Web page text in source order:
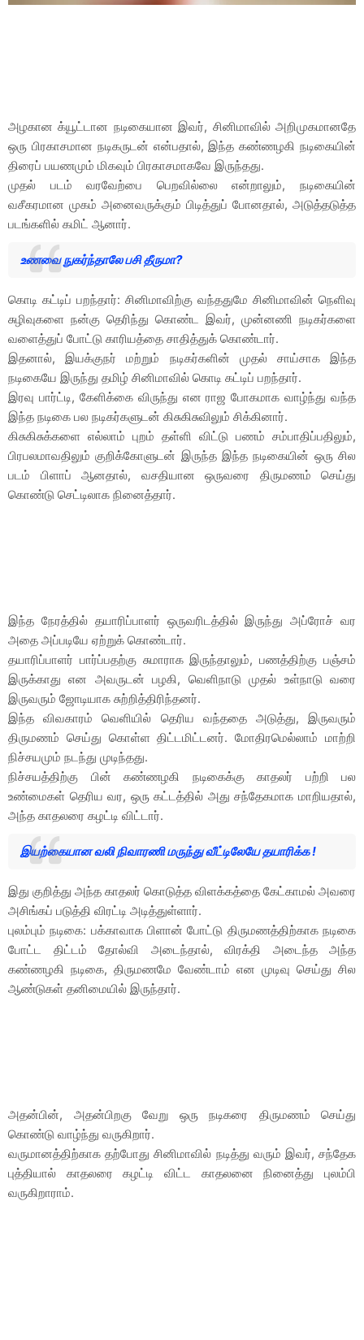
அழகான க்யூட்டான நடிகையான இவர், சினிமாவில் அறிமுகமானதே
ஒரு பிரகாசமான நடிகருடன் என்பதால், இந்த கண்ணழகி நடிகையின்
திரைப் பயணமும் மிகவும் பிரகாசமாகவே இருந்தது.
முதல் படம் வரவேற்பை பெறவில்லை என்றாலும், நடிகையின்
வசீகரமான முகம் அனைவருக்கும் பிடித்துப் போனதால், அடுத்தடுத்த
படங்களில் கமிட் ஆனார்.
உணவை நுகர்ந்தாலே பசி தீருமா?
கொடி கட்டிப் பறந்தார்: சினிமாவிற்கு வந்ததுமே சினிமாவின் நெளிவு
சுழிவுகளை நன்கு தெரிந்து கொண்ட இவர், முன்னணி நடிகர்களை
வளைத்துப் போட்டு காரியத்தை சாதித்துக் கொண்டார்.
இதனால், இயக்குநர் மற்றும் நடிகர்களின் முதல் சாய்சாக இந்த
நடிகையே இருந்து தமிழ் சினிமாவில் கொடி கட்டிப் பறந்தார்.
இரவு பார்ட்டி, கேளிக்கை விருந்து என ராஜ போகமாக வாழ்ந்து வந்த
இந்த நடிகை பல நடிகர்களுடன் கிசுகிசுவிலும் சிக்கினார்.
கிசுகிசுக்களை எல்லாம் புறம் தள்ளி விட்டு பணம் சம்பாதிப்பதிலும்,
பிரபலமாவதிலும் குறிக்கோளுடன் இருந்த இந்த நடிகையின் ஒரு சில
படம் பிளாப் ஆனதால், வசதியான ஒருவரை திருமணம் செய்து
கொண்டு செட்டிலாக நினைத்தார்.
இந்த நேரத்தில் தயாரிப்பாளர் ஒருவரிடத்தில் இருந்து அப்ரோச் வர
அதை அப்படியே ஏற்றுக் கொண்டார்.
தயாரிப்பாளர் பார்ப்பதற்கு சுமாராக இருந்தாலும், பணத்திற்கு பஞ்சம்
இருக்காது என அவருடன் பழகி, வெளிநாடு முதல் உள்நாடு வரை
இருவரும் ஜோடியாக சுற்றித்திரிந்தனர்.
இந்த விவகாரம் வெளியில் தெரிய வந்ததை அடுத்து, இருவரும்
திருமணம் செய்து கொள்ள திட்டமிட்டனர். மோதிரமெல்லாம் மாற்றி
நிச்சயமும் நடந்து முடிந்தது.
நிச்சயத்திற்கு பின் கண்ணழகி நடிகைக்கு காதலர் பற்றி பல
உண்மைகள் தெரிய வர, ஒரு கட்டத்தில் அது சந்தேகமாக மாறியதால்,
அந்த காதலரை கழட்டி விட்டார்.
இயற்கையான வலி நிவாரணி மருந்து வீட்டிலேயே தயாரிக்க !
இது குறித்து அந்த காதலர் கொடுத்த விளக்கத்தை கேட்காமல் அவரை
அசிங்கப் படுத்தி விரட்டி அடித்துள்ளார்.
புலம்பும் நடிகை: பக்காவாக பிளான் போட்டு திருமணத்திற்காக நடிகை
போட்ட திட்டம் தோல்வி அடைந்தால், விரக்தி அடைந்த அந்த
கண்ணழகி நடிகை, திருமணமே வேண்டாம் என முடிவு செய்து சில
ஆண்டுகள் தனிமையில் இருந்தார்.
அதன்பின், அதன்பிறகு வேறு ஒரு நடிகரை திருமணம் செய்து
கொண்டு வாழ்ந்து வருகிறார்.
வருமானத்திற்காக தற்போது சினிமாவில் நடித்து வரும் இவர், சந்தேக
புத்தியால் காதலரை கழட்டி விட்ட காதலனை நினைத்து புலம்பி
வருகிறாராம்.